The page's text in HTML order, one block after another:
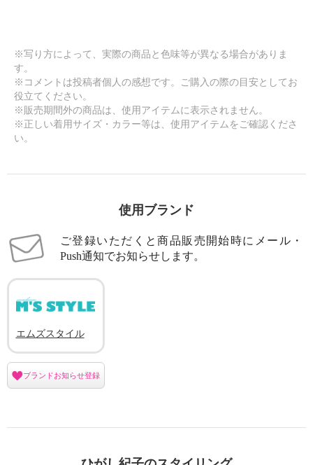
※写り方によって、実際の商品と色味等が異なる場合がありま
す。
※コメントは投稿者個人の感想です。ご購入の際の目安としてお
役立てください。
※販売期間外の商品は、使用アイテムに表示されません。
※正しい着用サイズ・カラー等は、使用アイテムをご確認くださ
い。
使用ブランド
ご登録いただくと商品販売開始時にメール・
Push通知でお知らせします。
エムズスタイル
ブランドお知らせ登録